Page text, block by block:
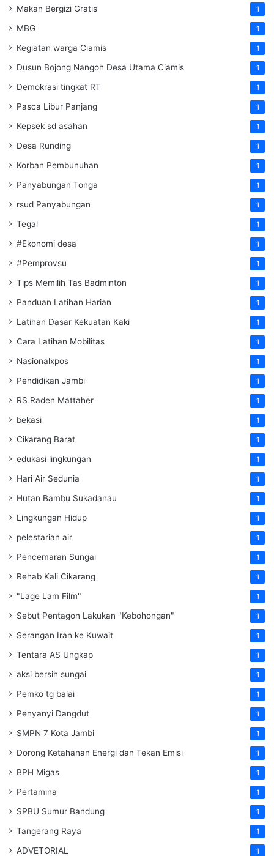
Makan Bergizi Gratis 1
MBG 1
Kegiatan warga Ciamis 1
Dusun Bojong Nangoh Desa Utama Ciamis 1
Demokrasi tingkat RT 1
Pasca Libur Panjang 1
Kepsek sd asahan 1
Desa Runding 1
Korban Pembunuhan 1
Panyabungan Tonga 1
rsud Panyabungan 1
Tegal 1
#Ekonomi desa 1
#Pemprovsu 1
Tips Memilih Tas Badminton 1
Panduan Latihan Harian 1
Latihan Dasar Kekuatan Kaki 1
Cara Latihan Mobilitas 1
Nasionalxpos 1
Pendidikan Jambi 1
RS Raden Mattaher 1
bekasi 1
Cikarang Barat 1
edukasi lingkungan 1
Hari Air Sedunia 1
Hutan Bambu Sukadanau 1
Lingkungan Hidup 1
pelestarian air 1
Pencemaran Sungai 1
Rehab Kali Cikarang 1
"Lage Lam Film" 1
Sebut Pentagon Lakukan "Kebohongan" 1
Serangan Iran ke Kuwait 1
Tentara AS Ungkap 1
aksi bersih sungai 1
Pemko tg balai 1
Penyanyi Dangdut 1
SMPN 7 Kota Jambi 1
Dorong Ketahanan Energi dan Tekan Emisi 1
BPH Migas 1
Pertamina 1
SPBU Sumur Bandung 1
Tangerang Raya 1
ADVETORIAL 1